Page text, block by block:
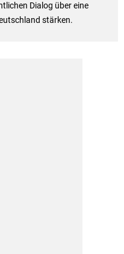
Dialog über eine
stärken.